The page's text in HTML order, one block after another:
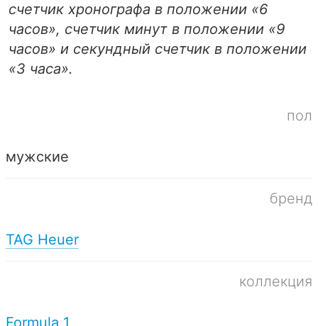
счетчик хронографа в положении «6
часов», счетчик минут в положении «9
часов» и секундный счетчик в положении
«3 часа».
пол
мужские
бренд
TAG Heuer
коллекция